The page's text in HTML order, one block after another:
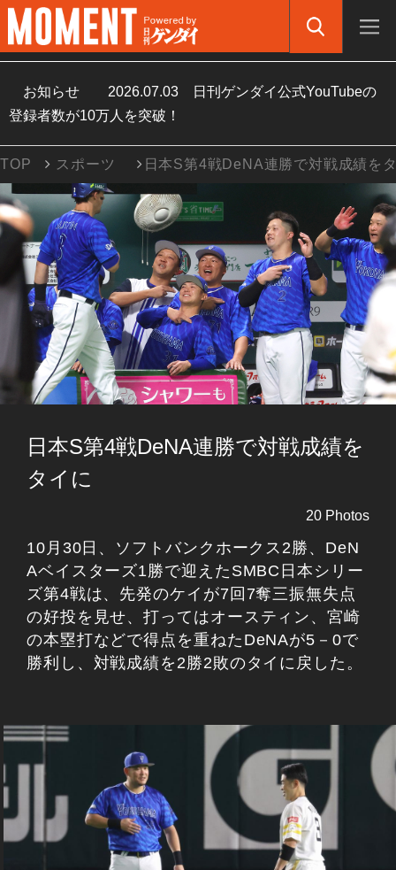
お知らせ 2026.07.03
日刊ゲンダイ公式YouTubeの
登録者数が10万人を突破！
TOP スポーツ 日本S第4戦DeNA連勝で対戦成績を
日本S第4戦DeNA連勝で対戦成績を
タイに
20 Photos
10月30日、ソフトバンクホークス2勝、DeN
Aベイスターズ1勝で迎えたSMBC日本シリー
ズ第4戦は、先発のケイが7回7奪三振無失点
の好投を見せ、打ってはオースティン、宮崎
の本塁打などで得点を重ねたDeNAが5－0で
勝利し、対戦成績を2勝2敗のタイに戻した。